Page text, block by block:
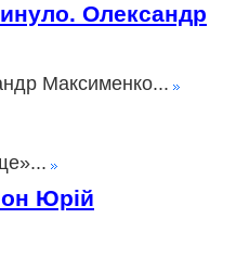
Олександр
Максименко...
Юрій